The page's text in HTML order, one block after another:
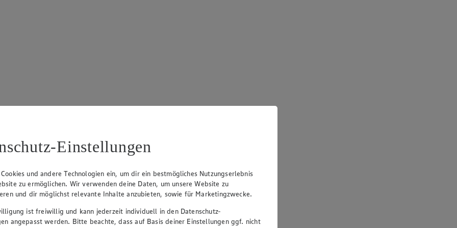
5 Sternen. Anzahl der Bewertungen: 20.
Einstellungen
und andere Technologien ein, um dir ein bestmögliches Nutzungserlebnis
zu ermöglichen. Wir verwenden deine Daten, um unsere Website zu
und dir möglichst relevante Inhalte anzubieten, sowie für Marketingzwecke.
ist freiwillig und kann jederzeit individuell in den Datenschutz-
angepasst werden. Bitte beachte, dass auf Basis deiner Einstellungen ggf. nicht